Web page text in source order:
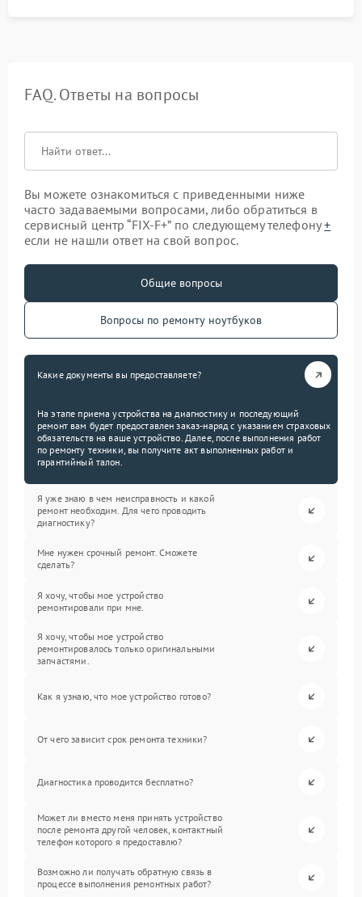
FAQ. Ответы на вопросы
Вы можете ознакомиться с приведенными ниже
часто задаваемыми вопросами, либо обратиться в
сервисный центр “FIX-F+” по следующему телефону+
если не нашли ответ на свой вопрос.
Общие вопросы
Вопросы по ремонту ноутбуков
Какие документы вы предоставляете?
На этапе приема устройства на диагностику и последующий
ремонт вам будет предоставлен заказ-наряд с указанием страховых
обязательств на ваше устройство. Далее, после выполнения работ
по ремонту техники, вы получите акт выполненных работ и
гарантийный талон.
Я уже знаю в чем неисправность и какой
ремонт необходим. Для чего проводить
диагностику?
Мне нужен срочный ремонт. Сможете
сделать?
Я хочу, чтобы мое устройство
ремонтировали при мне.
Я хочу, чтобы мое устройство
ремонтировалось только оригинальными
запчастями.
Как я узнаю, что мое устройство готово?
От чего зависит срок ремонта техники?
Диагностика проводится бесплатно?
Может ли вместо меня принять устройство
после ремонта другой человек, контактный
телефон которого я предоставлю?
Возможно ли получать обратную связь в
процессе выполнения ремонтных работ?